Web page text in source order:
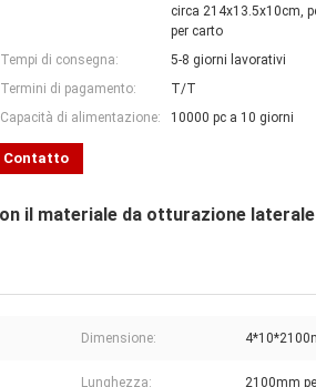
circa 214x13.5x10cm,
per carto
Tempi di consegna:
5-8 giorni lavorativi
Termini di pagamento:
T/T
Capacità di alimentazione:
10000 pc a 10 giorni
Contatto
il materiale da otturazione
Dimensione:
Lunghezza: 2100mm